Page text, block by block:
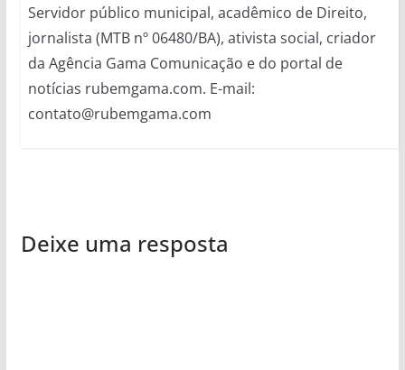
Servidor público municipal, acadêmico de Direito,
jornalista (MTB nº 06480/BA), ativista social, criador
da Agência Gama Comunicação e do portal de
notícias rubemgama.com. E-mail:
contato@rubemgama.com
Deixe uma resposta